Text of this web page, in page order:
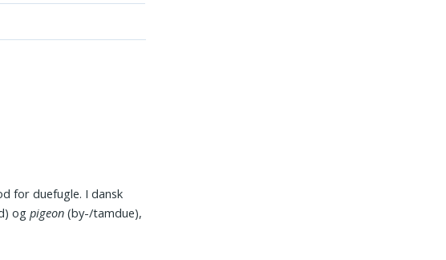
for duefugle. I dansk
ogpigeon (by-/tamdue),